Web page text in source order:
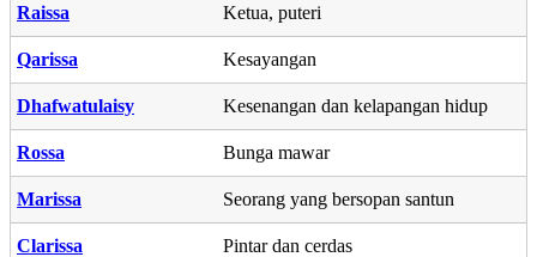
Raissa Ketua, puteri
Qarissa Kesayangan
Dhafwatulaisy Kesenangan dan kelapangan hidup
Rossa Bunga mawar
Marissa Seorang yang bersopan santun
Clarissa Pintar dan cerdas